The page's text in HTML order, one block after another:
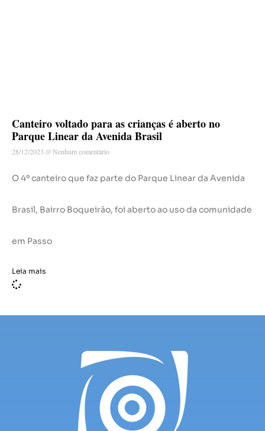
Canteiro voltado para as crianças é aberto no
Parque Linear da Avenida Brasil
28/12/2023 Nenhum comentário
O 4º canteiro que faz parte do Parque Linear da Avenida
Brasil, Bairro Boqueirão, foi aberto ao uso da comunidade
em Passo
Leia mais